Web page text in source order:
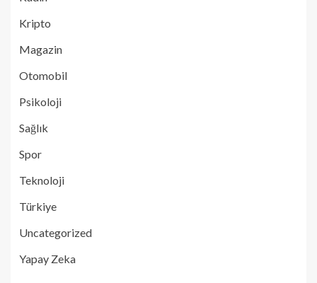
Kripto
Magazin
Otomobil
Psikoloji
Sağlık
Spor
Teknoloji
Türkiye
Uncategorized
Yapay Zeka